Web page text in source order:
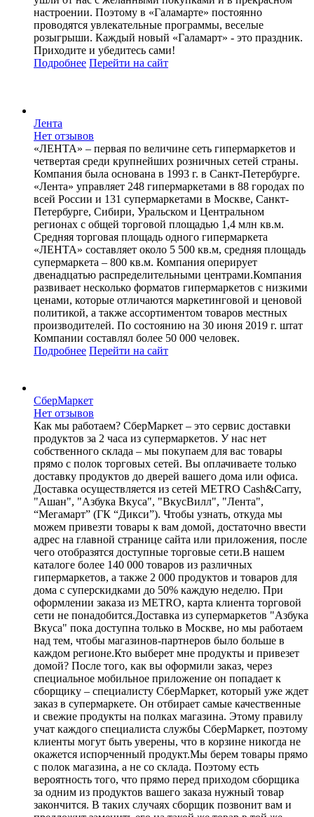
настроении. Поэтому в «Галамарте» постоянно
проводятся увлекательные программы, веселые
розыгрыши. Каждый новый «Галамарт» - это праздник.
Приходите и убедитесь сами!
Подробнее Перейти на сайт
Лента
Нет отзывов
«ЛЕНТА» – первая по величине сеть гипермаркетов и
четвертая среди крупнейших розничных сетей страны.
Компания была основана в 1993 г. в Санкт-Петербурге.
«Лента» управляет 248 гипермаркетами в 88 городах по
всей России и 131 супермаркетами в Москве, Санкт-
Петербурге, Сибири, Уральском и Центральном
регионах с общей торговой площадью 1,4 млн кв.м.
Средняя торговая площадь одного гипермаркета
«ЛЕНТА» составляет около 5 500 кв.м, средняя площадь
супермаркета – 800 кв.м. Компания оперирует
двенадцатью распределительными центрами.Компания
развивает несколько форматов гипермаркетов с низкими
ценами, которые отличаются маркетинговой и ценовой
политикой, а также ассортиментом товаров местных
производителей. По состоянию на 30 июня 2019 г. штат
Компании составлял более 50 000 человек.
Подробнее Перейти на сайт
СберМаркет
Нет отзывов
Как мы работаем? СберМаркет – это cервис доставки
продуктов за 2 часа из супермаркетов. У нас нет
собственного склада – мы покупаем для вас товары
прямо с полок торговых сетей. Вы оплачиваете только
доставку продуктов до дверей вашего дома или офиса.
Доставка осуществляется из сетей METRO Cash&Carry,
"Ашан", "Азбука Вкуса", "ВкусВилл", "Лента",
“Мегамарт” (ГК “Дикси”). Чтобы узнать, откуда мы
можем привезти товары к вам домой, достаточно ввести
адрес на главной странице сайта или приложения, после
чего отобразятся доступные торговые сети.В нашем
каталоге более 140 000 товаров из различных
гипермаркетов, а также 2 000 продуктов и товаров для
дома с суперскидками до 50% каждую неделю. При
оформлении заказа из METRO, карта клиента торговой
сети не понадобится.Доставка из супермаркетов "Азбука
Вкуса" пока доступна только в Москве, но мы работаем
над тем, чтобы магазинов-партнеров было больше в
каждом регионе.Кто выберет мне продукты и привезет
домой? После того, как вы оформили заказ, через
специальное мобильное приложение он попадает к
сборщику – специалисту СберМаркет, который уже ждет
заказ в супермаркете. Он отбирает самые качественные
и свежие продукты на полках магазина. Этому правилу
учат каждого специалиста службы СберМаркет, поэтому
клиенты могут быть уверены, что в корзине никогда не
окажется испорченный продукт.Мы берем товары прямо
с полок магазина, а не со склада. Поэтому есть
вероятность того, что прямо перед приходом сборщика
за одним из продуктов вашего заказа нужный товар
закончится. В таких случаях сборщик позвонит вам и